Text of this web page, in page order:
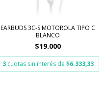
EARBUDS 3C-S MOTOROLA TIPO C
BLANCO
$19.000
3 cuotas sin interés de $6.333,33